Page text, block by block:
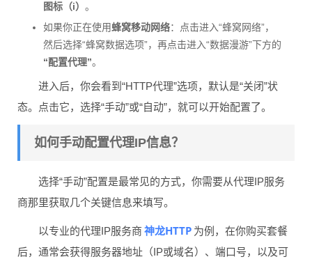
图标（i） 。
如果你正在使用蜂窝移动网络：点击进入“蜂窝网络”，
然后选择“蜂窝数据选项”，再点击进入“数据漫游”下方的
“配置代理”。
进入后，你会看到“HTTP代理”选项，默认是“关闭”状
态。点击它，选择“手动”或“自动”，就可以开始配置了。
如何手动配置代理IP信息？
选择“手动”配置是最常见的方式，你需要从代理IP服务
商那里获取几个关键信息来填写。
以专业的代理IP服务商 神龙HTTP 为例，在你购买套餐
后，通常会获得服务器地址（IP或域名）、端口号，以及可